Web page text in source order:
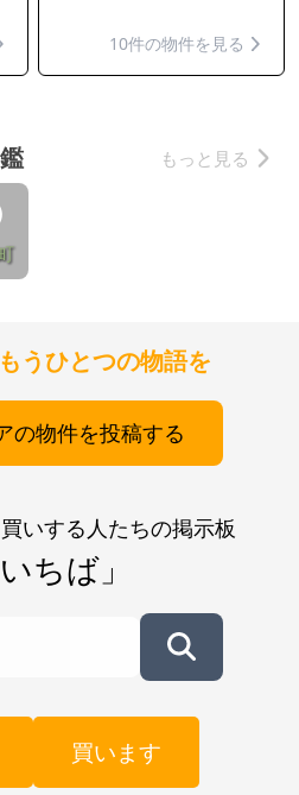
10件の物件を見る
もっと見る
うひとつの物語を
の物件を投稿する
いする人たちの掲示板
ちば」
買います